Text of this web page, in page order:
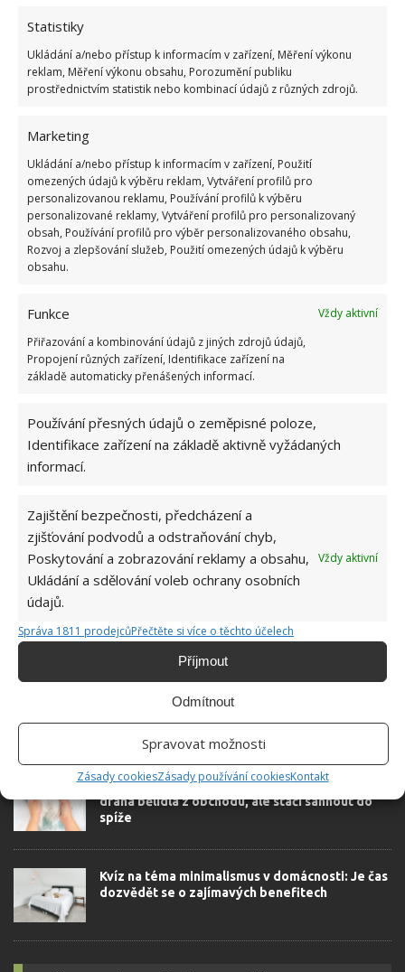
Statistiky
Ukládání a/nebo přístup k informacím v zařízení, Měření výkonu
reklam, Měření výkonu obsahu, Porozumění publiku
prostřednictvím statistik nebo kombinací údajů z různých zdrojů.
Marketing
Ukládání a/nebo přístup k informacím v zařízení, Použití
omezených údajů k výběru reklam, Vytváření profilů pro
personalizovanou reklamu, Používání profilů k výběru
personalizované reklamy, Vytváření profilů pro personalizovaný
obsah, Používání profilů pro výběr personalizovaného obsahu,
Rozvoj a zlepšování služeb, Použití omezených údajů k výběru
obsahu.
Funkce
Vždy aktivní
Přiřazování a kombinování údajů z jiných zdrojů údajů,
Propojení různých zařízení, Identifikace zařízení na
základě automaticky přenášených informací.
Používání přesných údajů o zeměpisné poloze,
Identifikace zařízení na základě aktivně vyžádaných
informací.
Zajištění bezpečnosti, předcházení a
zjišťování podvodů a odstraňování chyb,
Poskytování a zobrazování reklamy a obsahu,
Ukládání a sdělování voleb ochrany osobních
údajů.
Vždy aktivní
Správa 1811 prodejcůPřečtěte si více o těchto účelech
Příjmout
Odmítnout
Spravovat možnosti
Zásady cookiesZásady používání cookiesKontakt
DOMÁCÍ PRÁCE DOMÁCNOST MANDARINKY
VŮNĚ
Přidejte svůj názor
KOMENTOVAT
Jiří Kolář
Absolvent České zemědělské
Díky tomuto rychlému triku na čištění záchodu
začnete šetřit tisíce korun za drahé prostředky
Pro účinné bělení prádla není nutné kupovat
drahá bělidla z obchodu, ale stačí sáhnout do
spíže
Kvíz na téma minimalismus v domácnosti: Je čas
dozvědět se o zajímavých benefitech